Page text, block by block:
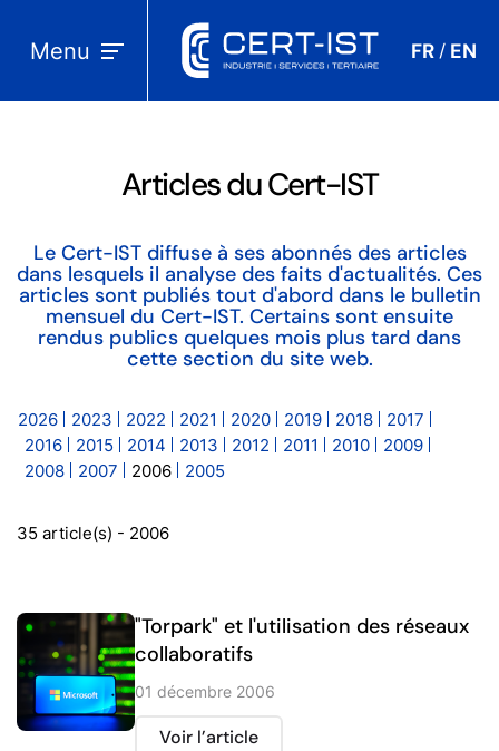
Menu FR / EN
Articles du Cert-IST
Le Cert-IST diffuse à ses abonnés des articles
dans lesquels il analyse des faits d'actualités. Ces
articles sont publiés tout d'abord dans le bulletin
mensuel du Cert-IST. Certains sont ensuite
rendus publics quelques mois plus tard dans
cette section du site web.
2026 2023 2022 2021 2020 2019 2018
2017
2016
2015 2014 2013 2012 2011 2010
2009
2008
2007 2006 2005
35 article(s) - 2006
"Torpark" et l'utilisation des réseaux
collaboratifs
01 décembre 2006
Voir l’article